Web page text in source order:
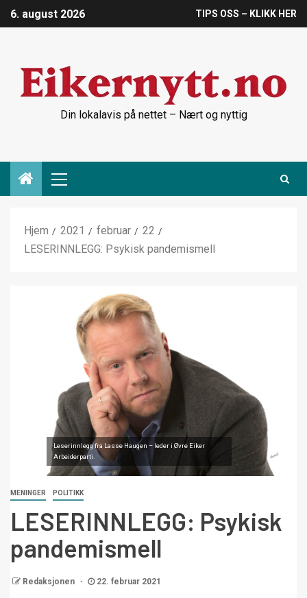
6. august 2026 TIPS OSS – KLIKK HER
Din lokalavis på nettet – Nært og nyttig
Hjem 2021 februar
22
LESERINNLEGG: Psykisk pandemismell
Leserinnlegg fra Lasse Haugen – leder i Øvre Eiker
Arbeiderparti.
MENINGER POLITIKK
LESERINNLEGG: Psykisk
pandemismell
Redaksjonen 22. februar 2021